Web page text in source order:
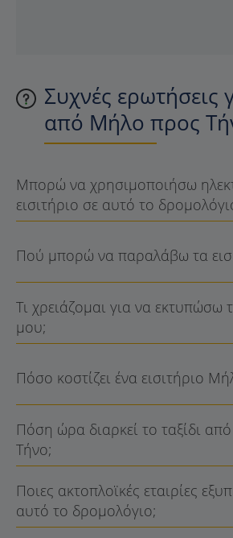
Συχνές ερωτήσεις
από Μήλο προς
Μπορώ να χρησιμοποιήσω
εισιτήριο σε αυτό το
Πού μπορώ να παραλάβω τα
Τι χρειάζομαι για να εκτυπώσω
μου;
Πόσο κοστίζει ένα εισιτήριο
Πόση ώρα διαρκεί το ταξίδι
Τήνο;
Ποιες ακτοπλοϊκές εταιρίες
αυτό το δρομολόγιο;